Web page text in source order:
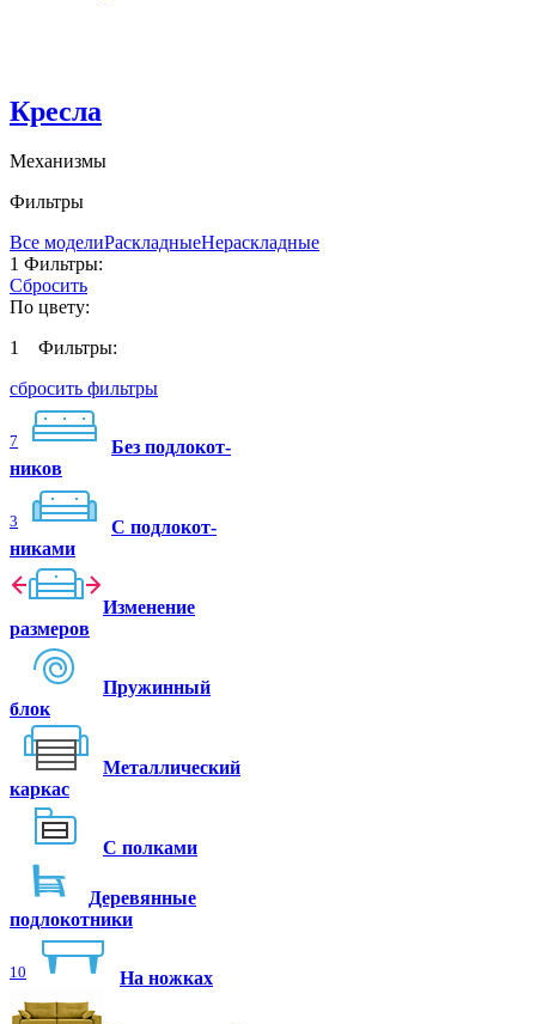
Кресла
Механизмы
Фильтры
Все моделиРаскладныеНераскладные
1 Фильтры:
Сбросить
По цвету:
1 Фильтры:
сбросить фильтры
7
Без подлокот-
ников
3
C подлокот-
никами
Изменение
размеров
Пружинный
блок
Металлический
каркас
С полками
Деревянные
подлокотники
10 На ножках